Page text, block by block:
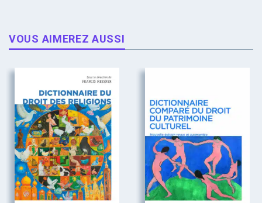
VOUS AIMEREZ AUSSI